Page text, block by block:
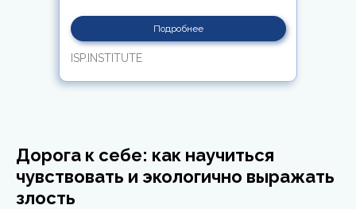
Подробнее
ISP.INSTITUTE
Дорога к себе: как научиться
чувствовать и экологично выражать
злость